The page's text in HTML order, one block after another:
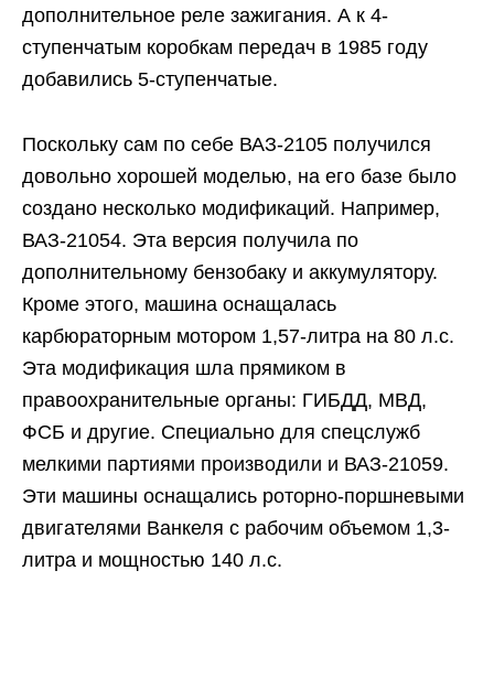
дополнительное реле зажигания. А к 4-
ступенчатым коробкам передач в 1985 году
добавились 5-ступенчатые.
Поскольку сам по себе ВАЗ-2105 получился
довольно хорошей моделью, на его базе было
создано несколько модификаций. Например,
ВАЗ-21054. Эта версия получила по
дополнительному бензобаку и аккумулятору.
Кроме этого, машина оснащалась
карбюраторным мотором 1,57-литра на 80 л.с.
Эта модификация шла прямиком в
правоохранительные органы: ГИБДД, МВД,
ФСБ и другие. Специально для спецслужб
мелкими партиями производили и ВАЗ-21059.
Эти машины оснащались роторно-поршневыми
двигателями Ванкеля с рабочим объемом 1,3-
литра и мощностью 140 л.с.